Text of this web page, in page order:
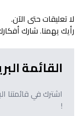
لا تعليقات حتى الآن.
رأيك يهمنا. شارك
القائمة
اشترك في قائمتنا
!